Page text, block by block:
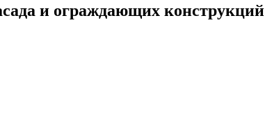
и ограждающих конструкций